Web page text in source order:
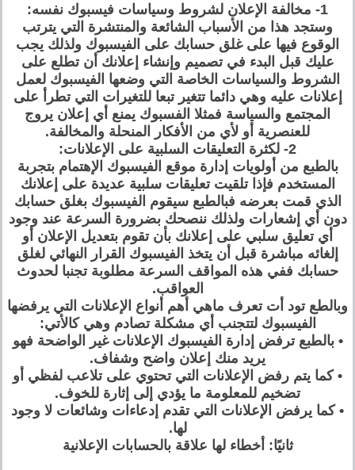
1- مخالفة الإعلان لشروط وسياسات فيسبوك نفسه:
وستجد هذا من الأسباب الشائعة والمنتشرة التي يترتب
الوقوع فيها على غلق حسابك على الفيسبوك ولذلك يجب
عليك قبل البدء في تصميم وإنشاء إعلانك أن تطلع على
الشروط والسياسات الخاصة التي وضعها الفيسبوك لعمل
إعلانات عليه وهي دائما تتغير تبعا للتغيرات التي تطرأ على
المجتمع والسياسة فمثلا الفسبوك يمنع أي إعلان يروج
للعنصرية أو لأي من الأفكار المنحلة والمخالفة.
2- لكثرة التعليقات السلبية على الإعلانات:
بالطبع من أولويات إدارة موقع الفيسبوك الإهتمام بتجربة
المستخدم فإذا تلقيت تعليقات سلبية عديدة على إعلانك
الذي قمت بعرضه فبالطبع سيقوم الفيسبوك بغلق حسابك
دون أي إشعارات ولذلك ننصحك بضرورة السرعة عند وجود
أي تعليق سلبي على إعلانك بأن تقوم بتعديل الإعلان أو
إلغائه مباشرة قبل أن يتخذ الفيسبوك القرار النهائي لغلق
حسابك ففي هذه المواقف السرعة مطلوبة تجنبا لحدوث
العواقب.
وبالطع تود أت تعرف ماهي أهم أنواع الإعلانات التي يرفضها
الفيسبوك لتتجنب أي مشكلة تصادم وهي كالأتي:
• بالطبع ترفض إدارة الفيسبوك الإعلانات غير الواضحة فهو
يريد منك إعلان واضح وشفاف.
• كما يتم رفض الإعلانات التي تحتوي على تلاعب لفظي أو
تضخيم للمعلومة ما يؤدي إلى إثارة للخوف.
• كما يرفض الإعلانات التي تقدم إدعاءات وشائعات لا وجود
لها.
ثانيًا: أخطاء لها علاقة بالحسابات الإعلانية